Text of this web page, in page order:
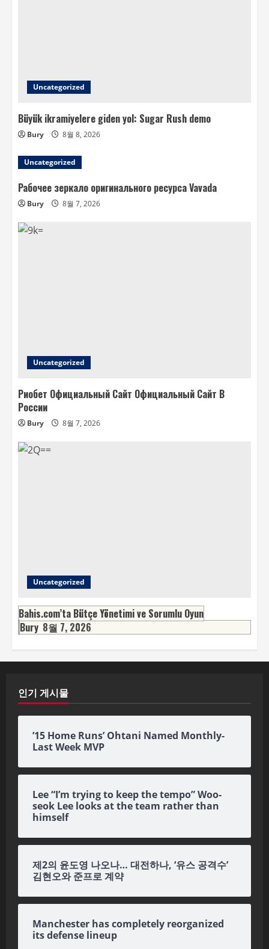
Uncategorized
Büyük ikramiyelere giden yol: Sugar Rush demo
Bury 8월 8, 2026
Uncategorized
Рабочее зеркало оригинального ресурса Vavada
Bury 8월 7, 2026
Uncategorized
Риобет Официальный Сайт Официальный Сайт В
России
Bury 8월 7, 2026
Uncategorized
Bahis.com’ta Bütçe Yönetimi ve Sorumlu Oyun
Bury 8월 7, 2026
인기 게시물
’15 Home Runs’ Ohtani Named Monthly-
Last Week MVP
Lee “I’m trying to keep the tempo” Woo-
seok Lee looks at the team rather than
himself
제2의 윤도영 나오나… 대전하나, ‘유스 공격수’
김현오와 준프로 계약
Manchester has completely reorganized
its defense lineup